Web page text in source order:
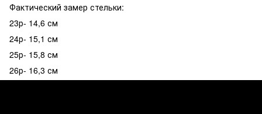
Фактический замер стельки:
23р- 14,6 см
24р- 15,1 см
25р- 15,8 см
26р- 16,3 см